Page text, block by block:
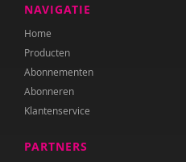
Mireille Kuijpers
Floortje Kunseler
Katrien van Laere
Lien Van Laere
Fien Lannoye
NAVIGATIE
Home
Producten
Abonnementen
Abonneren
Klantenservice
PARTNERS